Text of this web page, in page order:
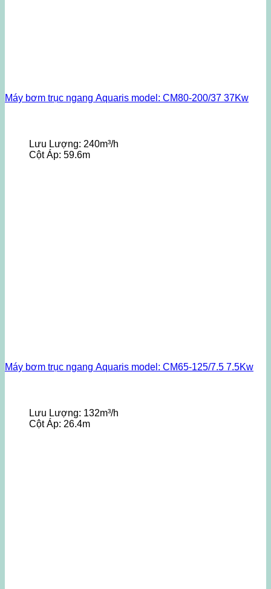
Máy bơm trục ngang Aquaris model: CM80-200/37 37Kw
Lưu Lượng: 240m³/h
Cột Áp: 59.6m
Máy bơm trục ngang Aquaris model: CM65-125/7.5 7.5Kw
Lưu Lượng: 132m³/h
Cột Áp: 26.4m